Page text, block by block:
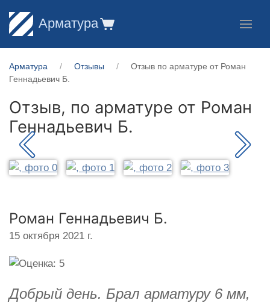
Арматура
Арматура Отзывы
Отзыв по арматуре от Роман
Геннадьевич Б.
Отзыв, по арматуре от Роман
Геннадьевич Б.
Роман Геннадьевич Б.
15 октября 2021 г.
Добрый день. Брал арматуру 6 мм,